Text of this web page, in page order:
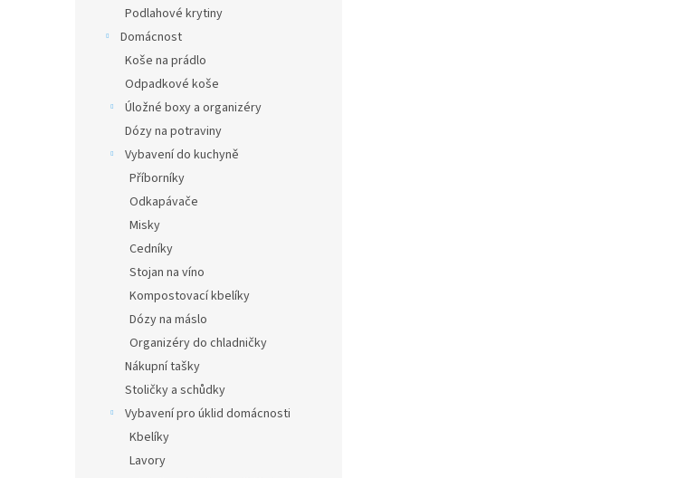
Podlahové krytiny
Domácnost
Koše na prádlo
Odpadkové koše
Úložné boxy a organizéry
Dózy na potraviny
Vybavení do kuchyně
Příborníky
Odkapávače
Misky
Cedníky
Stojan na víno
Kompostovací kbelíky
Dózy na máslo
Organizéry do chladničky
Nákupní tašky
Stoličky a schůdky
Vybavení pro úklid domácnosti
Kbelíky
Lavory